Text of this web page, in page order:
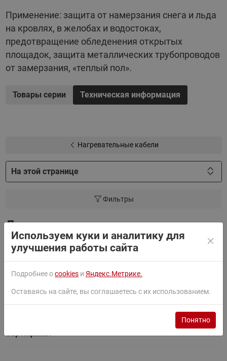
Основные параметры:
Резистивный двухжильный экранированный
Удельная мощность 20 Вт/м при 230 В / 400 В
Применение: защита от намерзания снега и льда
на кровлях, в желобах и водостоках,
предотвращение обледенения открытых
площадок, защита металлических трубопроводов
от замерзания, «теплый пол».
Товары серии Техническая информация
Нагревательные кабели
На этой странице
Фильтры
Документация
Сертификат
Используем куки и аналитику для
улучшения работы сайта
Подробнее оcookies и Яндекс.Метрике.
Оставаясь на сайте, вы соглашаетесь с их использованием.
Понятно